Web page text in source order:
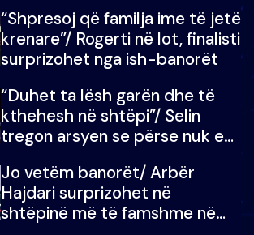
mban dot lotët: Nuk meritoj…
“Shpresoj që familja ime të jetë
krenare”/ Rogerti në lot, finalisti
surprizohet nga ish-banorët
“Duhet ta lësh garën dhe të
kthehesh në shtëpi”/ Selin
tregon arsyen se përse nuk e
çoja luftën time deri në fund
Jo vetëm banorët/ Arbër
Hajdari surprizohet në
shtëpinë më të famshme në